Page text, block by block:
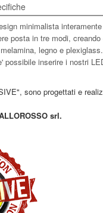
minimalista
posta in tre modi,
legno e
possibile inserire i nostri
sono progettati e
srl.